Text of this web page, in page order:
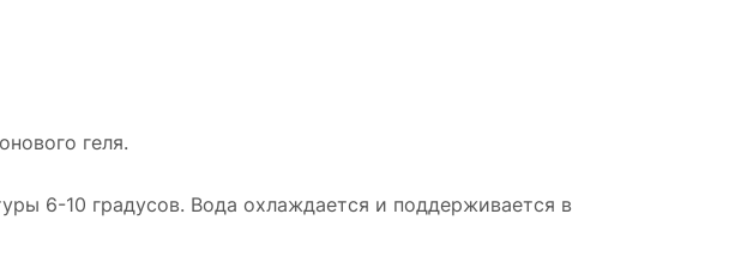
геля.
6-10 градусов. Вода охлаждается и поддерживается в